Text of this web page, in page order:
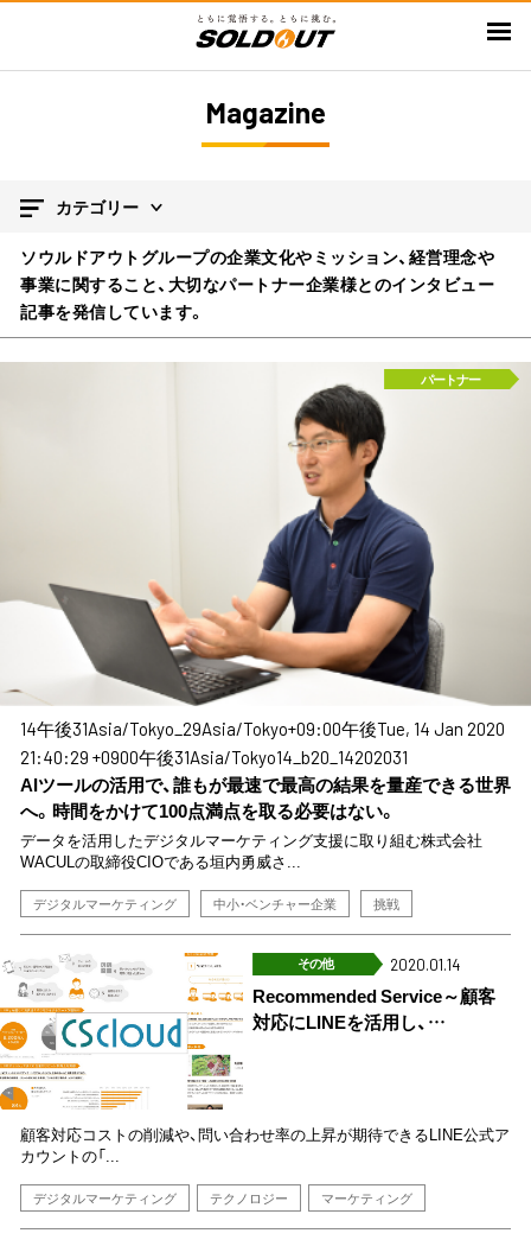
ン
Magazine
カテゴリー
ソウルドアウトグループの企業文化やミッション、経営理念や
事業に関すること、大切なパートナー企業様とのインタビュー
記事を発信しています。
パートナー
14午後31Asia/Tokyo_29Asia/Tokyo+09:00午後Tue, 14 Jan 2020
21:40:29 +0900午後31Asia/Tokyo14_b20_14202031
AIツールの活用で、誰もが最速で最高の結果を量産できる世界
へ。時間をかけて100点満点を取る必要はない。
データを活用したデジタルマーケティング支援に取り組む株式会社
WACULの取締役CIOである垣内勇威さ...
デジタルマーケティング 中小・ベンチャー企業 挑戦
その他 2020.01.14
Recommended Service～顧客
対応にLINEを活用し、…
顧客対応コストの削減や、問い合わせ率の上昇が期待できるLINE公式ア
カウントの「...
デジタルマーケティング テクノロジー マーケティング